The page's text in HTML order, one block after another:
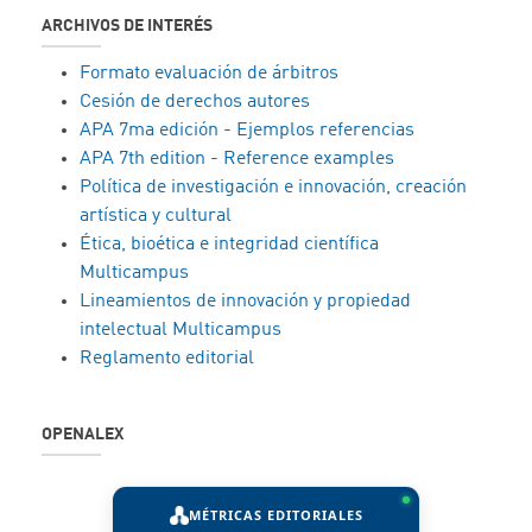
ARCHIVOS DE INTERÉS
Formato evaluación de árbitros
Cesión de derechos autores
APA 7ma edición - Ejemplos referencias
APA 7th edition - Reference examples
Política de investigación e innovación, creación
artística y cultural
Ética, bioética e integridad científica
Multicampus
Lineamientos de innovación y propiedad
intelectual Multicampus
Reglamento editorial
OPENALEX
MÉTRICAS EDITORIALES